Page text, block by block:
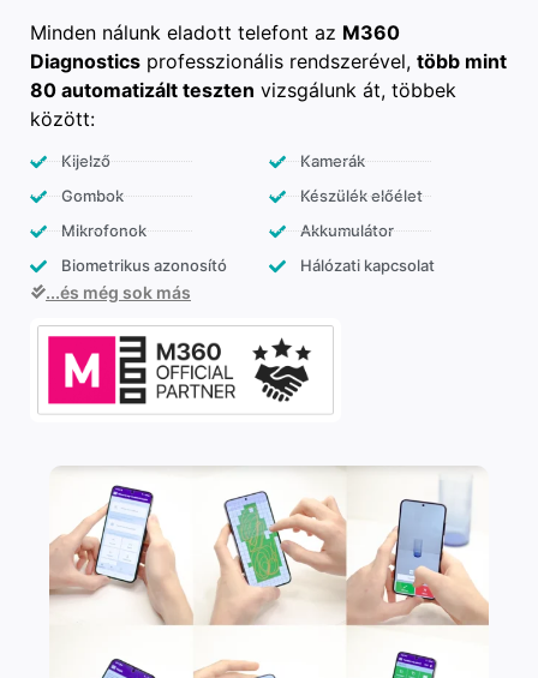
Minden nálunk eladott telefont az M360
Diagnostics professzionális rendszerével, több mint
80 automatizált teszten vizsgálunk át, többek
között:
Kijelző
Gombok
Mikrofonok
Biometrikus azonosító
Kamerák
Készülék előélet
Akkumulátor
Hálózati kapcsolat
...és még sok más